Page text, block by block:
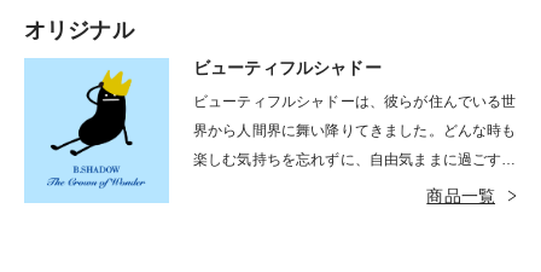
オリジナル
ビューティフルシャドー
ビューティフルシャドーは、彼らが住んでいる世
界から人間界に舞い降りてきました。どんな時も
楽しむ気持ちを忘れずに、自由気ままに過ごすイ
タズラ好き。長い手足であちこちと縦横無尽に動
商品一覧